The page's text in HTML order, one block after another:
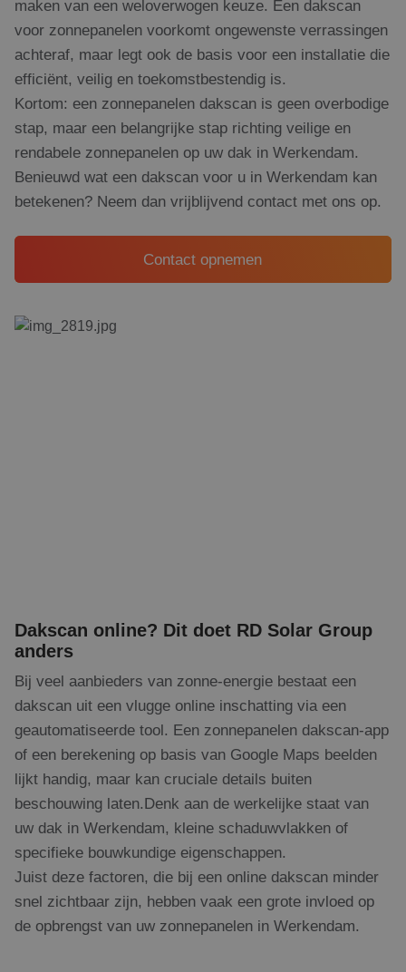
maken van een weloverwogen keuze. Een dakscan
voor zonnepanelen voorkomt ongewenste verrassingen
achteraf, maar legt ook de basis voor een installatie die
efficiënt, veilig en toekomstbestendig is.
Kortom: een zonnepanelen dakscan is geen overbodige
stap, maar een belangrijke stap richting veilige en
rendabele zonnepanelen op uw dak in Werkendam.
Benieuwd wat een dakscan voor u in Werkendam kan
betekenen? Neem dan vrijblijvend contact met ons op.
Contact opnemen
Dakscan online? Dit doet RD Solar Group
anders
Bij veel aanbieders van zonne-energie bestaat een
dakscan uit een vlugge online inschatting via een
geautomatiseerde tool. Een zonnepanelen dakscan-app
of een berekening op basis van Google Maps beelden
lijkt handig, maar kan cruciale details buiten
beschouwing laten.Denk aan de werkelijke staat van
uw dak in Werkendam, kleine schaduwvlakken of
specifieke bouwkundige eigenschappen.
Juist deze factoren, die bij een online dakscan minder
snel zichtbaar zijn, hebben vaak een grote invloed op
de opbrengst van uw zonnepanelen in Werkendam.